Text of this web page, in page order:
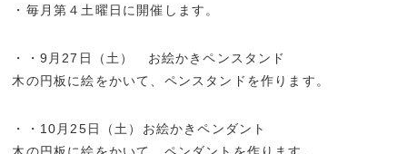
・毎月第４土曜日に開催します。
・・9月27日（土） お絵かきペンスタンド
木の円板に絵をかいて、ペンスタンドを作ります。
・・10月25日（土）お絵かきペンダント